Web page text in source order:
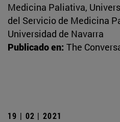
Medicina Paliativa,
del Servicio de Medicina
Universidad de Navarra
Publicado en: The
19 | 02 | 2021